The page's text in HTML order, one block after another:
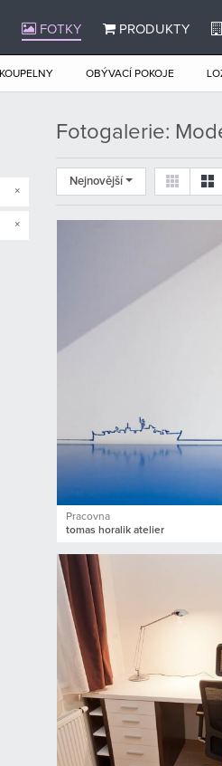
FOTKY PRODUKTY
KOUPELNY OBÝVACÍ POKOJE
×
×
Fotogalerie:
Nejnovější
Pracovna
tomas horalik atelier